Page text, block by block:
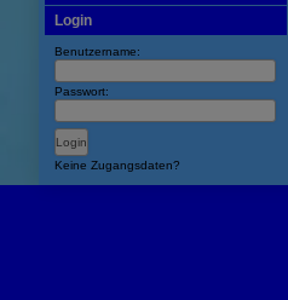
Login
Benutzername:
Passwort:
Keine Zugangsdaten?